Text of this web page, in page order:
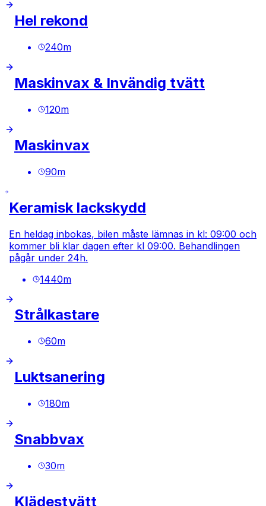
Hel rekond
240m
Maskinvax & Invändig tvätt
120m
Maskinvax
90m
Keramisk lackskydd
En heldag inbokas, bilen måste lämnas in kl: 09:00 och
kommer bli klar dagen efter kl 09:00. Behandlingen
pågår under 24h.
1440m
Strålkastare
60m
Luktsanering
180m
Snabbvax
30m
Klädestvätt